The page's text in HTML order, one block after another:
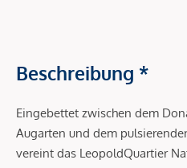
Beschreibung *
Eingebettet zwischen dem
Augarten und dem
vereint das LeopoldQuartier